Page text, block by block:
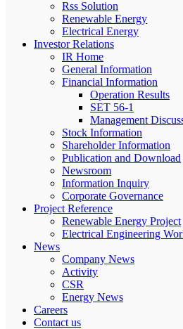
Rss Solution
Renewable Energy
Electrical Energy
Investor Relations
IR Home
General Information
Financial Information
Operation Results
SET 56-1
Management
Stock Information
Shareholder Information
Publication and Download
Newsroom
Information Inquiry
Corporate Governance
Project Reference
Renewable Energy Project
Electrical Engineering
News
Company News
Activity
CSR
Energy News
Careers
Contact us